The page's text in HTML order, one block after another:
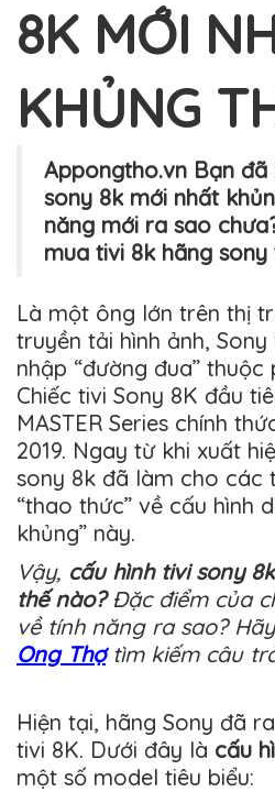
8K MỚI
KHỦNG
Appongtho.vn Bạn đã
sony 8k mới nhất
năng mới ra sao
mua tivi 8k hãng
Là một ông lớn trên thị
truyền tải hình ảnh,
nhập “đường đua” thuộc
Chiếc tivi Sony 8K đầu
MASTER Series chính
2019. Ngay từ khi xuất
sony 8k đã làm cho các
“thao thức” về cấu hình
khủng” này.
Vậy, cấu hình tivi sony
thế nào?Đặc điểm của
về tính năng ra sao?
Ong Thợtìm kiếm câu
Hiện tại, hãng Sony đã
tivi 8K. Dưới đây là cấu
một số model tiêu biểu: